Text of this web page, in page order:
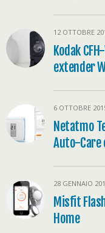
12 OTTOBRE
Kodak
extender
6 OTTOBRE
Netatmo
Auto-Care
28 GENNAIO
Misfit
Home